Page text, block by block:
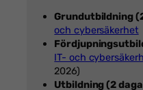
Grundutbildning
och cybersäkerhet
IT- och
2026)
Utbildning (2